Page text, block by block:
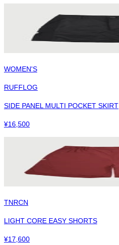
WOMEN'S
RUFFLOG
SIDE PANEL MULTI POCKET SKIRT
¥16,500
TNRCN
LIGHT CORE EASY SHORTS
¥17,600